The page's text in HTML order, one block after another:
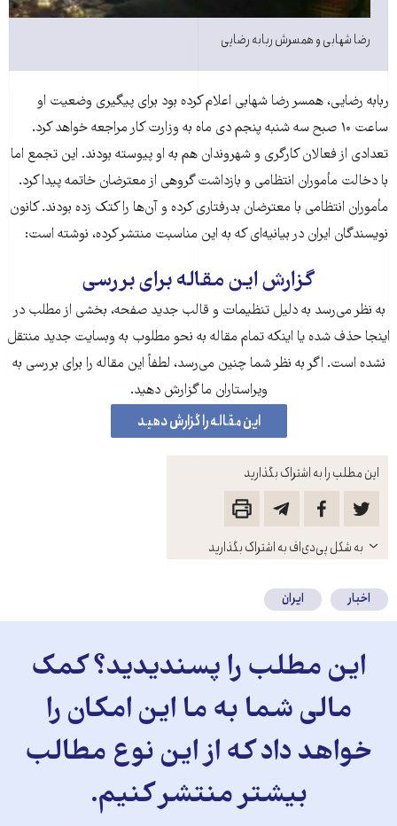
این مطلب را به اشتراک بگذارید
باز
کنید
به شکل پی‌دی‌اف به اشتراک بگذارید
رضا شهابی و همسرش ربابه رضایی
ربابه رضایی، همسر رضا شهابی اعلام کرده بود برای پیگیری وضعیت او
ساعت ۱۰ صبح سه شنبه پنجم دی ماه به وزارت کار مراجعه خواهد کرد.
تعدادی از فعالان کارگری و شهروندان هم به او پیوسته‌ بودند. این تجمع اما
با دخالت مأموران انتظامی و بازداشت گروهی از معترضان خاتمه پیدا کرد.
مأموران انتظامی با معترضان بدرفتاری کرده و آن‌ها را کتک زده بودند. کانون
نویسندگان ایران در بیانیه‌ای که به این مناسبت منتشر کرده، نوشته است:
گزارش این مقاله برای بررسی
به نظر می‌رسد به دلیل تنظیمات و قالب جدید صفحه، بخشی از مطلب در
اینجا حذف شده‌ یا اینکه تمام مقاله به نحو مطلوب به وبسایت جدید منتقل
نشده است. اگر به نظر شما چنین می‌رسد، لطفاً این مقاله را برای بررسی به
ویراستاران ما گزارش دهید.
این مقاله را گزارش دهید
اخبار ایران
این مطلب را پسندیدید؟ کمک
مالی شما به ما این امکان را
خواهد داد که از این نوع مطالب
بیشتر منتشر کنیم.